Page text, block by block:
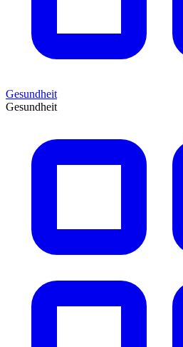
Gesundheit
Gesundheit